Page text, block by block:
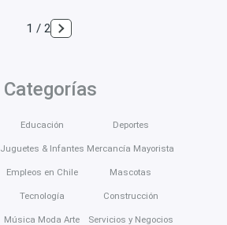
1 / 2
Categorías
Educación
Juguetes & Infantes
Empleos en Chile
Tecnología
Música Moda Arte
Deportes
Mercancía Mayorista
Mascotas
Construcción
Servicios y Negocios